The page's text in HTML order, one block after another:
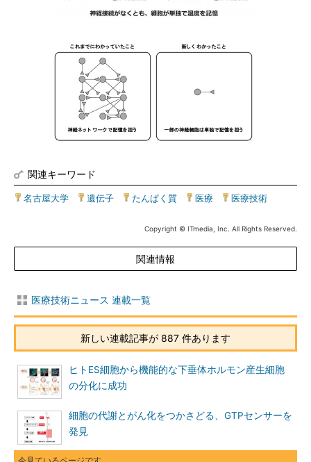
関連キーワード
名古屋大学 遺伝子 たんぱく質 医療 医療技術
Copyright © ITmedia, Inc. All Rights Reserved.
関連情報
医療技術ニュース 連載一覧
新しい連載記事が 887 件あります
ヒトES細胞から機能的な下垂体ホルモン産生細胞
の分化に成功
細胞の代謝とがん化をつかさどる、GTPセンサーを
発見